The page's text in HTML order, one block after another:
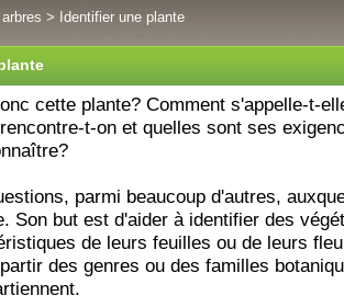
> Identifier une plante
cette plante? Comment s'appelle-t-
t-on et quelles sont ses
parmi beaucoup d'autres,
Son but est d'aider à identifier des
de leurs feuilles ou de leurs
des genres ou des familles